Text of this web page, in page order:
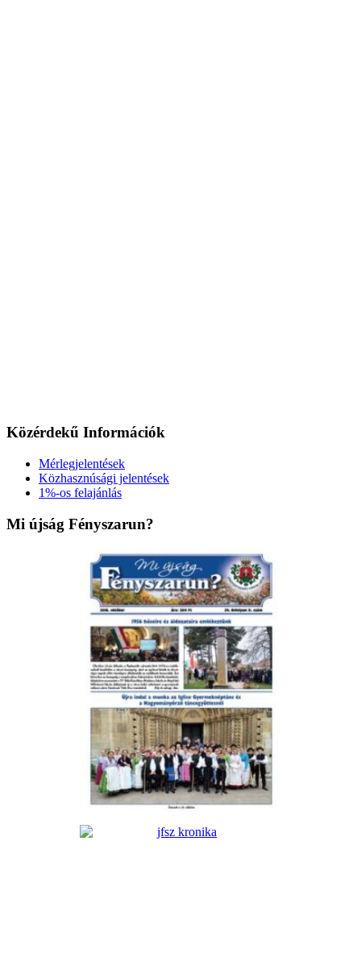
Közérdekű Információk
Mérlegjelentések
Közhasznúsági jelentések
1%-os felajánlás
Mi újság Fényszarun?